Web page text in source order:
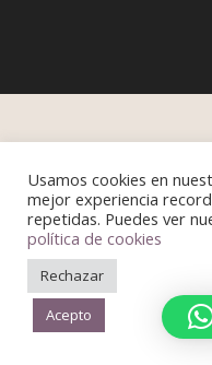
Usamos cookies en
mejor experiencia
repetidas. Puedes ver
política de cookies
Rechazar
Acepto